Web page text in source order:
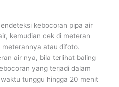
kebocoran pipa air
kemudian cek di meteran
meterannya atau difoto.
air nya, bila terlihat baling
yang terjadi dalam
tunggu hingga 20 menit